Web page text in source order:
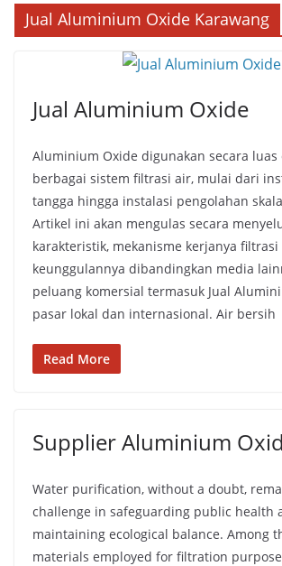
Jual Aluminium Oxide Karawang
Jual Aluminium Oxide
Aluminium Oxide digunakan secara luas
berbagai sistem filtrasi air, mulai dari
tangga hingga instalasi pengolahan
Artikel ini akan mengulas secara
karakteristik, mekanisme kerjanya filtrasi
keunggulannya dibandingkan media
peluang komersial termasuk Jual
pasar lokal dan internasional. Air bersih
Read More
Supplier Aluminium
Water purification, without a doubt,
challenge in safeguarding public health
maintaining ecological balance. Among
materials employed for filtration